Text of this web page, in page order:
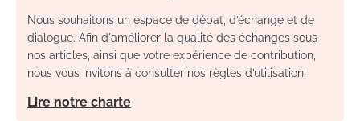
Nous souhaitons un espace de débat, d’échange et de
dialogue. Afin d'améliorer la qualité des échanges sous
nos articles, ainsi que votre expérience de contribution,
nous vous invitons à consulter nos règles d’utilisation.
Lire notre charte